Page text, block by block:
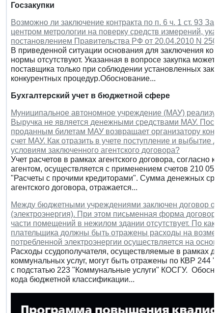
Госзакупки
Возможно ли заключение контракта по п. 6 ч. 1 ст. 93
центром метрологии на поверку средств измерений,
постановлением Правительства РФ от 20.04.2010 N
В приведенной ситуации основания для заключения
нормы отсутствуют. Указанная в вопросе закупка
поставщика только при соблюдении установленных
конкурентных процедур.Обоснование...
Бухгалтерский учет в бюджетной сфере
Муниципальное автономное учреждение (МАУ)
Выручка не является денежными средствами МАУ.
проданным билетам МАУ возвращает организатору
счет МАУ. Как отразить в учете поступление и выбытие
условиям заключенного агентского договора?
Учет расчетов в рамках агентского договора, согласно
агентом, осуществляется с применением счетов 210
"Расчеты с прочими кредиторами". Сумма денежных
агентского договора, отражается...
Между бюджетными учреждениями заключен договор о
(электроэнергия). При этом письменная форма
части помещений в нежилом здании отсутствует. По
плательщика должны быть отражены расходы на
потребленной электроэнергии осуществляется на
Расходы ссудополучателя, осуществляемые в рамках
коммунальных услуг, могут быть отражены по КВР 244
с подстатью 223 "Коммунальные услуги" КОСГУ.
кода бюджетной классификации...